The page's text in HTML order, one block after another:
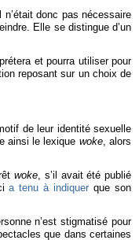
donc pas nécessaire
Elle se distingue d’un
et pourra utiliser pour
reposant sur un choix de
de leur identité sexuelle
ainsi le lexique woke, alors
woke, s’il avait été publié
a tenu à indiquer que son
n’est stigmatisé pour
que dans certaines